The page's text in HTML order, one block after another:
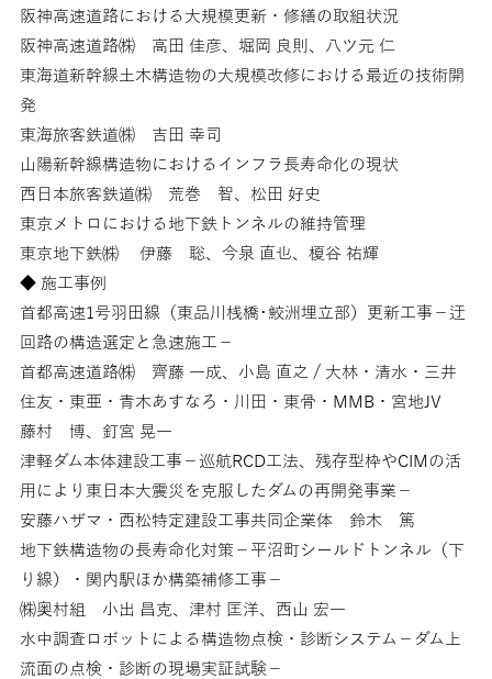
阪神高速道路における大規模更新・修繕の取組状況
阪神高速道路㈱ 高田 佳彦、堀岡 良則、八ツ元 仁
東海道新幹線土木構造物の大規模改修における最近の技術開
発
東海旅客鉄道㈱ 吉田 幸司
山陽新幹線構造物におけるインフラ長寿命化の現状
西日本旅客鉄道㈱ 荒巻 智、松田 好史
東京メトロにおける地下鉄トンネルの維持管理
東京地下鉄㈱ 伊藤 聡、今泉 直也、榎谷 祐輝
◆ 施工事例
首都高速1号羽田線（東品川桟橋･鮫洲埋立部）更新工事－迂
回路の構造選定と急速施工－
首都高速道路㈱ 齊藤 一成、小島 直之 / 大林・清水・三井
住友・東亜・青木あすなろ・川田・東骨・MMB・宮地JV
藤村 博、釘宮 晃一
津軽ダム本体建設工事－巡航RCD工法、残存型枠やCIMの活
用により東日本大震災を克服したダムの再開発事業－
安藤ハザマ・西松特定建設工事共同企業体 鈴木 篤
地下鉄構造物の長寿命化対策－平沼町シールドトンネル（下
り線）・関内駅ほか構築補修工事－
㈱奥村組 小出 昌克、津村 匡洋、西山 宏一
水中調査ロボットによる構造物点検・診断システム－ダム上
流面の点検・診断の現場実証試験－